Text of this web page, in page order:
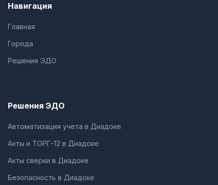
Навигация
Главная
Города
Решения ЭДО
Решения ЭДО
Автоматизация учета в Диадоке
Акты и ТОРГ-12 в Диадоке
Акты сверки в Диадоке
Безопасность в Диадоке